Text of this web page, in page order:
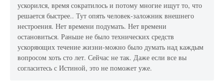
ускорился, время сократилось и потому многие ищут то, что
решается быстрее.. Тут опять человек-заложник внешнего
нестроения. Нет времени подумать. Нет времени
остановиться. Раньше не было технических средств
ускоряющих течение жизни-можно было думать над каждым
вопросом хоть сто лет. Сейчас не так. Даже если все вы
согласитесь с Истиной, это не поможет уже.